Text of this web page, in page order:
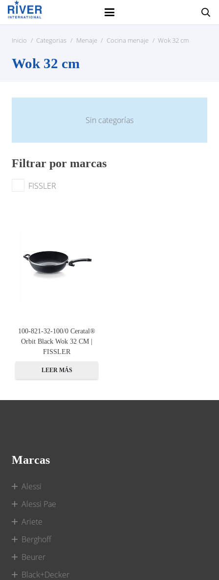
Inicio / Categorias / Menaje / Cocina menaje / Wok 32 cm
Wok 32 cm
Sin categorías
Filtrar por marcas
FISSLER
100-821-32-100/0 Ceratal®
Orbit Black Wok 32 CM |
FISSLER
LEER MÁS
Marcas
Alessi
Alessi Pae
Ariete
Berghoff
Beurer
Black+Decker